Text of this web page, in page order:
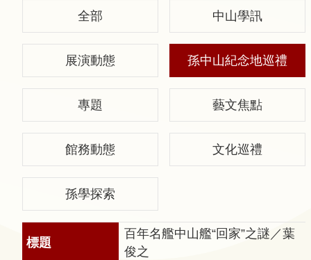
全
政
權
明
全部 中山學訊
展演動態 孫中山紀念地巡禮
專題 藝文焦點
館務動態 文化巡禮
孫學探索
百年名艦中山艦“回家”之謎／葉
俊之